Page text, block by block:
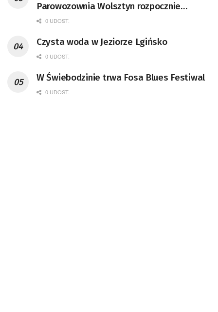
Parowozownia Wolsztyn rozpocznie
remont unikatowego Tr5-65
0 UDOST.
Czysta woda w Jeziorze Lgińsko
0 UDOST.
W Świebodzinie trwa Fosa Blues Festiwal
0 UDOST.